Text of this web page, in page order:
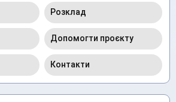
Розклад
Допомогти проєкту
Контакти